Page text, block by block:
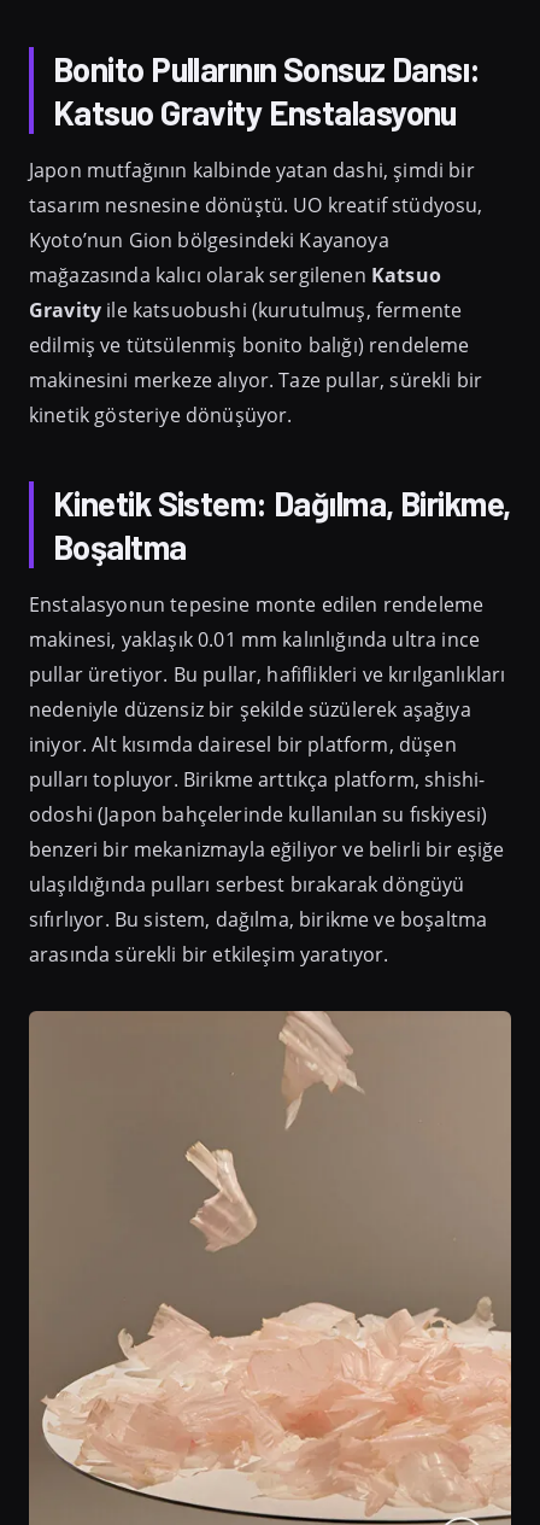
Bonito Pullarının Sonsuz Dansı:
Katsuo Gravity Enstalasyonu
Japon mutfağının kalbinde yatan dashi, şimdi bir
tasarım nesnesine dönüştü. UO kreatif stüdyosu,
Kyoto’nun Gion bölgesindeki Kayanoya
mağazasında kalıcı olarak sergilenen Katsuo
Gravity ile katsuobushi (kurutulmuş, fermente
edilmiş ve tütsülenmiş bonito balığı) rendeleme
makinesini merkeze alıyor. Taze pullar, sürekli bir
kinetik gösteriye dönüşüyor.
Kinetik Sistem: Dağılma, Birikme,
Boşaltma
Enstalasyonun tepesine monte edilen rendeleme
makinesi, yaklaşık 0.01 mm kalınlığında ultra ince
pullar üretiyor. Bu pullar, hafiflikleri ve kırılganlıkları
nedeniyle düzensiz bir şekilde süzülerek aşağıya
iniyor. Alt kısımda dairesel bir platform, düşen
pulları topluyor. Birikme arttıkça platform, shishi-
odoshi (Japon bahçelerinde kullanılan su fıskiyesi)
benzeri bir mekanizmayla eğiliyor ve belirli bir eşiğe
ulaşıldığında pulları serbest bırakarak döngüyü
sıfırlıyor. Bu sistem, dağılma, birikme ve boşaltma
arasında sürekli bir etkileşim yaratıyor.